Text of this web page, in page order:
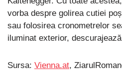
vorba despre golirea cutiei
sau folosirea cronometrelor
iluminat exterior,
Sursa: Vienna.at,